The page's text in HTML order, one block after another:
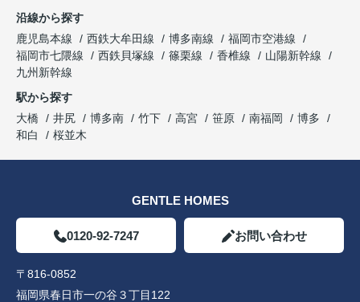
沿線から探す
鹿児島本線
西鉄大牟田線 博多南線
福岡市空港線
福岡市七隈線
西鉄貝塚線 篠栗線 香椎線
山陽新幹線
九州新幹線
駅から探す
大橋
井尻 博多南 竹下 高宮 笹原 南福岡
博多
和白
桜並木
GENTLE HOMES
0120-92-7247 お問い合わせ
〒816-0852
福岡県春日市一の谷３丁目122